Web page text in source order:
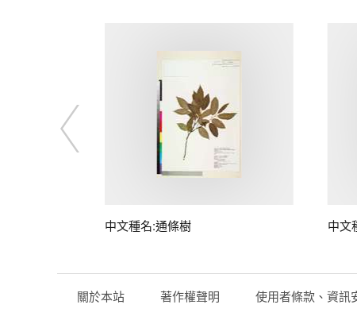
中文種名:通條樹 中文
關於本站 著作權聲明 使用者條款、資訊